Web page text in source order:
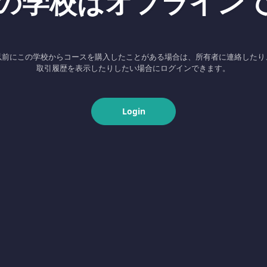
前にこの学校からコースを購入したことがある場合は、所有者に連絡したり
取引履歴を表示したりしたい場合にログインできます。
Login